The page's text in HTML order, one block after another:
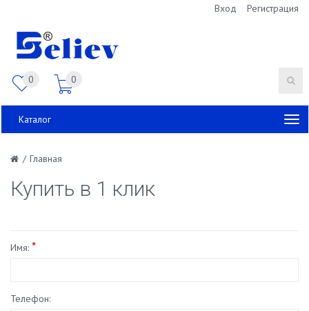
Вход Регистрация
0 0
Каталог
/ Главная
Купить в 1 клик
Имя: *
Телефон: